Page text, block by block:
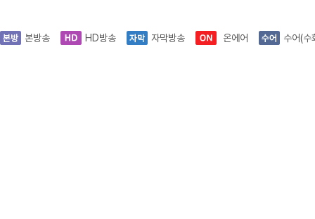
본방송 HD방송 자막방송 온에어 수어(수